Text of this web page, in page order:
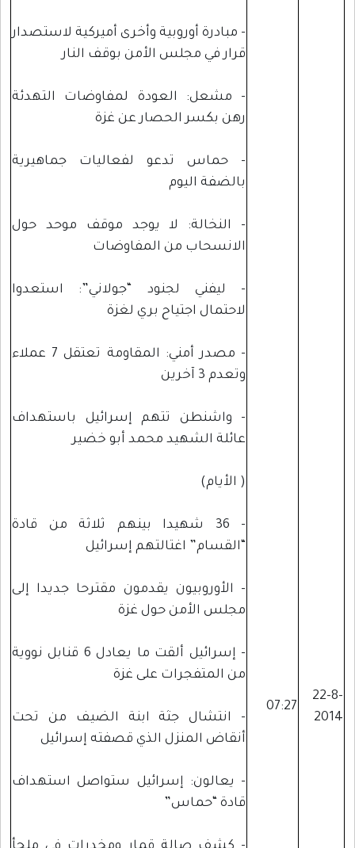
22-8-
2014
07:27
- مبادرة أوروبية وأخرى أميركية لاستصدار
قرار في مجلس الأمن بوقف النار
- مشعل: العودة لمفاوضات التهدئة
رهن بكسر الحصار عن غزة
- حماس تدعو لفعاليات جماهيرية
بالضفة اليوم
- النخالة: لا يوجد موقف موحد حول
الانسحاب من المفاوضات
- ليفني لجنود “جولاني”: استعدوا
لاحتمال اجتياح بري لغزة
- مصدر أمني: المقاومة تعتقل 7 عملاء
وتعدم 3 آخرين
- واشنطن تتهم إسرائيل باستهداف
عائلة الشهيد محمد أبو خضير
( الأيام)
- 36 شهيدا بينهم ثلاثة من قادة
“القسام” اغتالتهم إسرائيل
- الأوروبيون يقدمون مقترحا جديدا إلى
مجلس الأمن حول غزة
- إسرائيل ألقت ما يعادل 6 قنابل نووية
من المتفجرات على غزة
- انتشال جثة ابنة الضيف من تحت
أنقاض المنزل الذي قصفته إسرائيل
- يعالون: إسرائيل ستواصل استهداف
قادة “حماس”